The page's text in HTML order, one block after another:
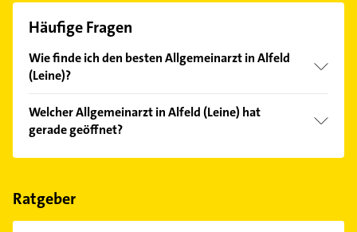
Häufige Fragen
Wie finde ich den besten Allgemeinarzt in Alfeld
(Leine)?
Kundenmeinungen und profitieren Sie von den
Empfehlungen. Die Suchergebnisse können Sie sich
einfach nachBewertungensortiert anzeigen lassen.
Welcher Allgemeinarzt in Alfeld (Leine) hat
gerade geöffnet?
Im Anbieter-Bereich finden Sie alleÖffnungszeiten.
Feiertagen abweichen können.
Ratgeber